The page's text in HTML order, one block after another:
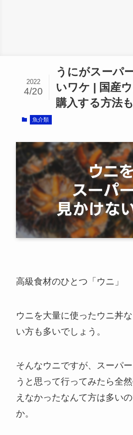
うにがスーパ
いワケ | 国産
購入する方法
2022
4/20
魚介類
高級食材のひとつ「ウニ」
ウニを大量に使ったウニ丼
い方も多いでしょう。
そんなウニですが、スーパ
うと思って行ってみたら全
えなかったなんて方は多い
か。